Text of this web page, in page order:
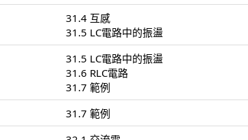
31.4 互感
31.5 LC電路中的振盪
31.5 LC電路中的振盪
31.6 RLC電路
31.7 範例
31.7 範例